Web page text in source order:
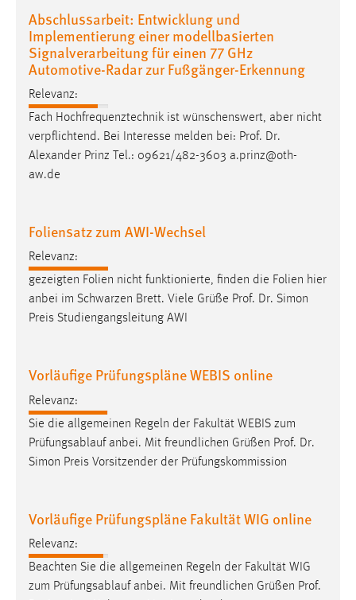
Abschlussarbeit: Entwicklung und
Implementierung einer modellbasierten
Signalverarbeitung für einen 77 GHz
Automotive-Radar zur Fußgänger-Erkennung
Relevanz:
Fach Hochfrequenztechnik ist wünschenswert, aber nicht
verpflichtend. Bei Interesse melden bei: Prof. Dr.
Alexander Prinz Tel.: 09621/482-3603 a.prinz@oth-
aw.de
Foliensatz zum AWI-Wechsel
Relevanz:
gezeigten Folien nicht funktionierte, finden die Folien hier
anbei im Schwarzen Brett. Viele Grüße Prof. Dr. Simon
Preis Studiengangsleitung AWI
Vorläufige Prüfungspläne WEBIS online
Relevanz:
Sie die allgemeinen Regeln der Fakultät WEBIS zum
Prüfungsablauf anbei. Mit freundlichen Grüßen Prof. Dr.
Simon Preis Vorsitzender der Prüfungskommission
Vorläufige Prüfungspläne Fakultät WIG online
Relevanz:
Beachten Sie die allgemeinen Regeln der Fakultät WIG
zum Prüfungsablauf anbei. Mit freundlichen Grüßen Prof.
Performance
Name:
staticfilecache
Zweck:
Für performante Seitenauslieferung wird in diesem Cookie
gespeichert, ob man eingeloggt ist.
Sprachpräferenz
Das Cookie speichert die gewählte Sprache der Website.
Cookie Laufzeit:
30 Tage
MibewSessionID, MIBEW_UserID, mibew_locale, mibew-
chat-frame-style-5e9dbeb1811c0446
Zweck:
Wird benötigt um die Chatfunktion nutzen zu können.
MibewSessionID, mibew-chat-frame-style-
Jahre, MIBEW_UserID = 1 Jahr